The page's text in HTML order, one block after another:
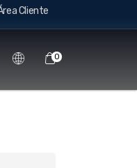
Cliente
0